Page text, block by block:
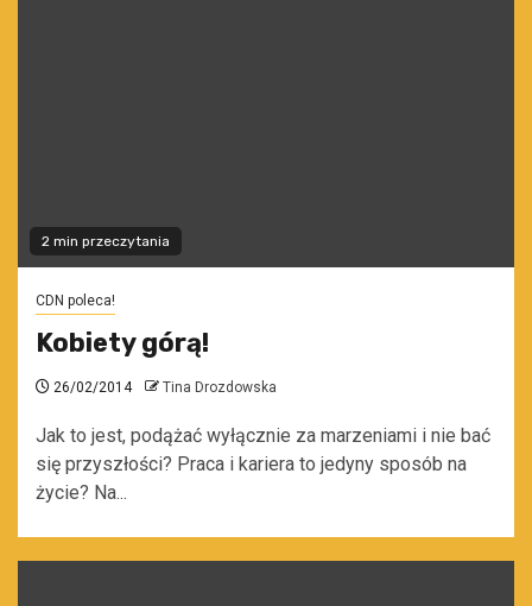
2 min przeczytania
CDN poleca!
Kobiety górą!
26/02/2014 Tina Drozdowska
Jak to jest, podążać wyłącznie za marzeniami i nie bać
się przyszłości? Praca i kariera to jedyny sposób na
życie? Na...